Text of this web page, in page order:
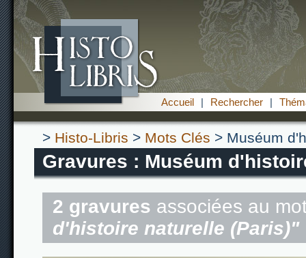
Accueil | Rechercher |
> Histo-Libris > Mots Clés > Muséum
Gravures : Muséum
2 gravures associées au
d'histoire naturelle (Paris)"